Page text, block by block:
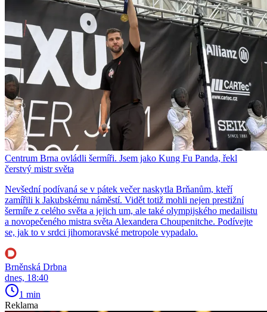
Centrum Brna ovládli šermíři. Jsem jako Kung Fu Panda, řekl
čerstvý mistr světa
Nevšední podívaná se v pátek večer naskytla Brňanům, kteří
zamířili k Jakubskému náměstí. Vidět totiž mohli nejen prestižní
šermíře z celého světa a jejich um, ale také olympijského medailistu
a novopečeného mistra světa Alexandera Choupenitche. Podívejte
se, jak to v srdci jihomoravské metropole vypadalo.
Brněnská Drbna
dnes, 18:40
1 min
Reklama